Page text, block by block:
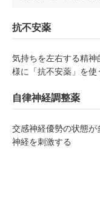
抗不安薬
気持ちを左右する精神
様に「抗不安薬」を使
自律神経調整薬
交感神経優勢の状態
神経を刺激する